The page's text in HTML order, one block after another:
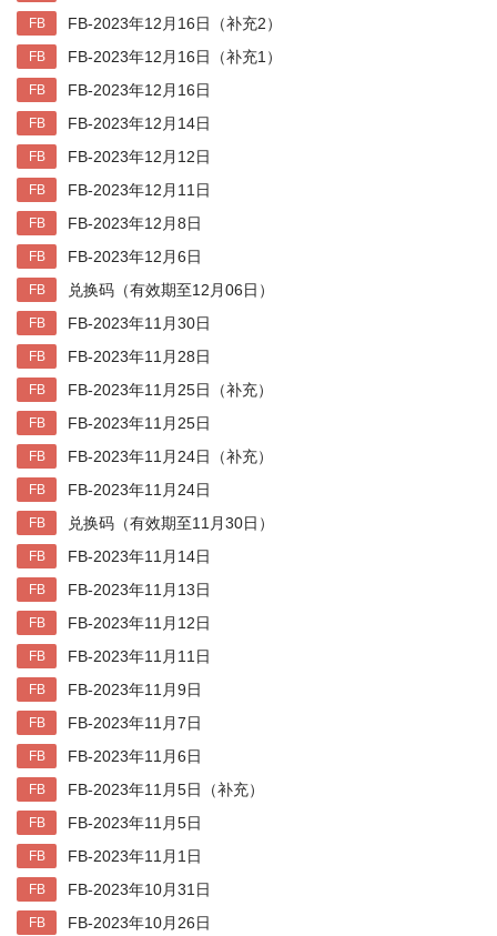
FB FB-2023年12月16日（补充2）
FB FB-2023年12月16日（补充1）
FB FB-2023年12月16日
FB FB-2023年12月14日
FB FB-2023年12月12日
FB FB-2023年12月11日
FB FB-2023年12月8日
FB FB-2023年12月6日
FB 兑换码（有效期至12月06日）
FB FB-2023年11月30日
FB FB-2023年11月28日
FB FB-2023年11月25日（补充）
FB FB-2023年11月25日
FB FB-2023年11月24日（补充）
FB FB-2023年11月24日
FB 兑换码（有效期至11月30日）
FB FB-2023年11月14日
FB FB-2023年11月13日
FB FB-2023年11月12日
FB FB-2023年11月11日
FB FB-2023年11月9日
FB FB-2023年11月7日
FB FB-2023年11月6日
FB FB-2023年11月5日（补充）
FB FB-2023年11月5日
FB FB-2023年11月1日
FB FB-2023年10月31日
FB FB-2023年10月26日